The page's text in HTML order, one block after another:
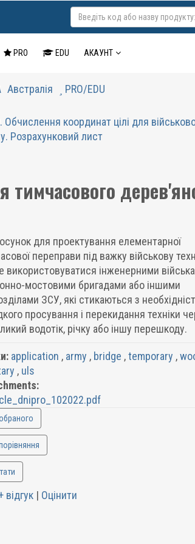
PRO EDU АКАУНТ
Австралія PRO/EDU
Обчислення координат цілі для
Розрахунковий лист
тимчасового
для проектування елементарної
переправи під важку військову
використовуватися інженерними
мостовими бригадами або іншими
ЗСУ, які стикаються з
просування і перекидання техніки
водотік, річку або іншу перешкоду.
application , army , bridge ,temporary ,
, uls
відгук| Оцінити